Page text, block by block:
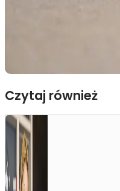
Czytaj również